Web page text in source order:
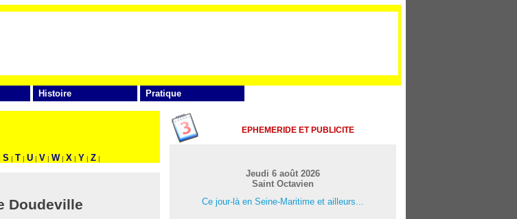
Histoire Pratique
S | T | U | V | W | X | Y | Z |
Doudeville
EPHEMERIDE ET PUBLICITE
Jeudi 6 août 2026
Saint Octavien
Ce jour-là en Seine-Maritime et ailleurs...